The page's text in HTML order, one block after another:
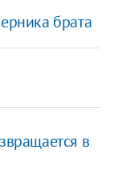
брата
в